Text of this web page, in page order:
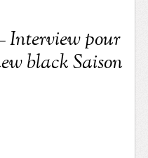
Interview pour
black Saison